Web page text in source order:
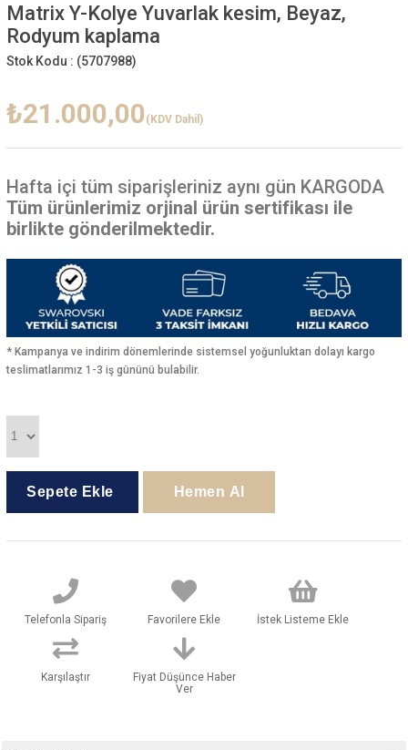
Matrix Y-Kolye Yuvarlak kesim, Beyaz,
Rodyum kaplama
Stok Kodu : (5707988)
₺21.000,00 (KDV Dahil)
Hafta içi tüm siparişleriniz aynı gün KARGODA
Tüm ürünlerimiz orjinal ürün sertifikası ile
birlikte gönderilmektedir.
* Kampanya ve indirim dönemlerinde sistemsel yoğunluktan dolayı kargo
teslimatlarımız 1-3 iş gününü bulabilir.
Telefonla Sipariş Favorilere Ekle İstek Listeme Ekle
Karşılaştır
Fiyat Düşünce Haber
Ver